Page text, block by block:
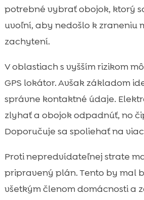
potrebné vybrať obojok, ktorý
uvoľní, aby nedošlo k zraneniu
zachytení.
V oblastiach s vyšším rizikom
GPS lokátor. Avšak základom
správne kontaktné údaje.
zlyhať a obojok odpadnúť, no
Doporučuje sa spoliehať na
Proti nepredvídateľnej strate
pripravený plán. Tento by mal
všetkým členom domácnosti a